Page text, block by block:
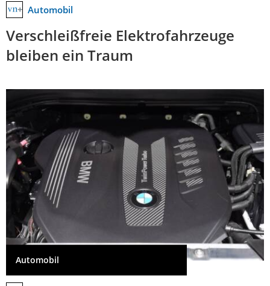
Automobil
Verschleißfreie Elektrofahrzeuge
bleiben ein Traum
Automobil